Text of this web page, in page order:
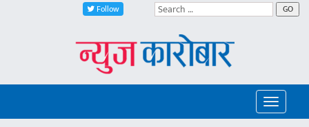
Follow GO
Toggle